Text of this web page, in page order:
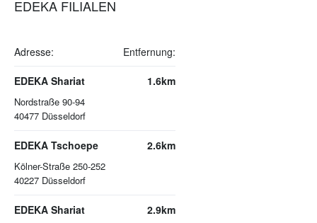
EDEKA FILIALEN
Adresse: Entfernung:
EDEKA Shariat
Nordstraße 90-94
40477 Düsseldorf
1.6km
EDEKA Tschoepe
Kölner-Straße 250-252
40227 Düsseldorf
2.6km
EDEKA Shariat 2.9km